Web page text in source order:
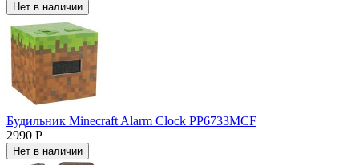
Нет в наличии
Будильник Minecraft Alarm Clock PP6733MCF
2990 Р
Нет в наличии